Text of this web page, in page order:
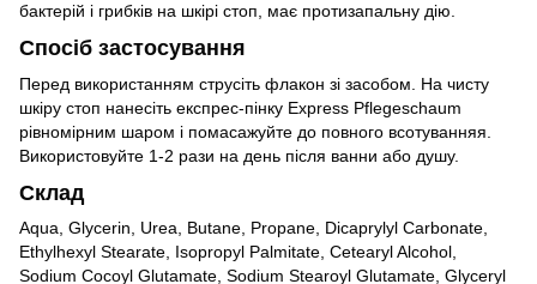
бактерій і грибків на шкірі стоп, має протизапальну дію.
Спосіб застосування
Перед використанням струсіть флакон зі засобом. На чисту
шкіру стоп нанесіть експрес-пінку Express Pflegeschaum
рівномірним шаром і помасажуйте до повного всотуванняя.
Використовуйте 1-2 рази на день після ванни або душу.
Склад
Aqua, Glycerin, Urea, Butane, Propane, Dicaprylyl Carbonate,
Ethylhexyl Stearate, Isopropyl Palmitate, Cetearyl Alcohol,
Sodium Cocoyl Glutamate, Sodium Stearoyl Glutamate, Glyceryl